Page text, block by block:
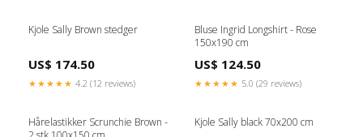
Kjole Sally Brown stedger
US$ 174.50
★★★★★ 4.2 (12 reviews)
Bluse Ingrid Longshirt - Rose
150x190 cm
US$ 124.50
★★★★★ 5.0 (29 reviews)
Hårelastikker Scrunchie Brown -
Kjole Sally black 70x200 cm